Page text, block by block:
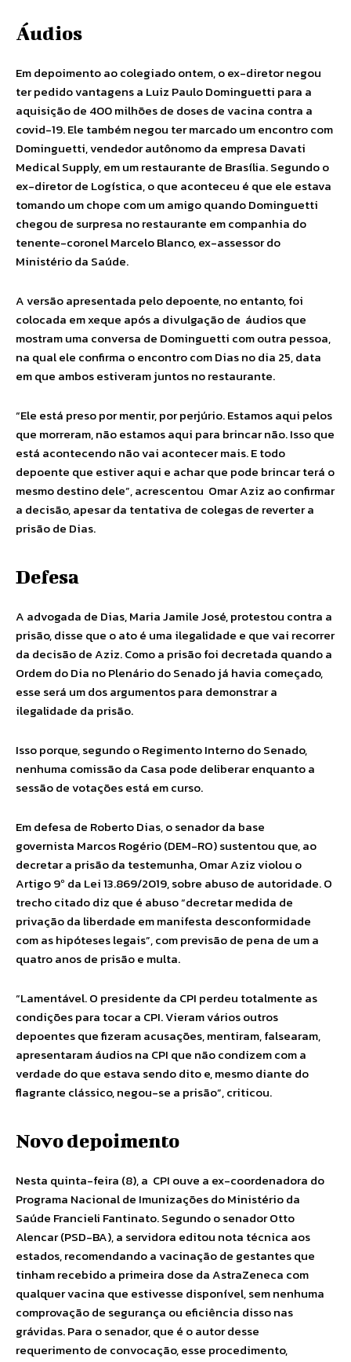
Áudios
Em depoimento ao colegiado ontem, o ex-diretor negou
ter pedido vantagens a Luiz Paulo Dominguetti para a
aquisição de 400 milhões de doses de vacina contra a
covid-19. Ele também negou ter marcado um encontro com
Dominguetti, vendedor autônomo da empresa Davati
Medical Supply, em um restaurante de Brasília. Segundo o
ex-diretor de Logística, o que aconteceu é que ele estava
tomando um chope com um amigo quando Dominguetti
chegou de surpresa no restaurante em companhia do
tenente-coronel Marcelo Blanco, ex-assessor do
Ministério da Saúde.
A versão apresentada pelo depoente, no entanto, foi
colocada em xeque após a divulgação de áudios que
mostram uma conversa de Dominguetti com outra pessoa,
na qual ele confirma o encontro com Dias no dia 25, data
em que ambos estiveram juntos no restaurante.
“Ele está preso por mentir, por perjúrio. Estamos aqui pelos
que morreram, não estamos aqui para brincar não. Isso que
está acontecendo não vai acontecer mais. E todo
depoente que estiver aqui e achar que pode brincar terá o
mesmo destino dele”, acrescentou Omar Aziz ao confirmar
a decisão, apesar da tentativa de colegas de reverter a
prisão de Dias.
Defesa
A advogada de Dias, Maria Jamile José, protestou contra a
prisão, disse que o ato é uma ilegalidade e que vai recorrer
da decisão de Aziz. Como a prisão foi decretada quando a
Ordem do Dia no Plenário do Senado já havia começado,
esse será um dos argumentos para demonstrar a
ilegalidade da prisão.
Isso porque, segundo o Regimento Interno do Senado,
nenhuma comissão da Casa pode deliberar enquanto a
sessão de votações está em curso.
Em defesa de Roberto Dias, o senador da base
governista Marcos Rogério (DEM-RO) sustentou que, ao
decretar a prisão da testemunha, Omar Aziz violou o
Artigo 9º da Lei 13.869/2019, sobre abuso de autoridade. O
trecho citado diz que é abuso “decretar medida de
privação da liberdade em manifesta desconformidade
com as hipóteses legais”, com previsão de pena de um a
quatro anos de prisão e multa.
“Lamentável. O presidente da CPI perdeu totalmente as
condições para tocar a CPI. Vieram vários outros
depoentes que fizeram acusações, mentiram, falsearam,
apresentaram áudios na CPI que não condizem com a
verdade do que estava sendo dito e, mesmo diante do
flagrante clássico, negou-se a prisão”, criticou.
Novo depoimento
Nesta quinta-feira (8), a CPI ouve a ex-coordenadora do
Programa Nacional de Imunizações do Ministério da
Saúde Francieli Fantinato. Segundo o senador Otto
Alencar (PSD-BA), a servidora editou nota técnica aos
estados, recomendando a vacinação de gestantes que
tinham recebido a primeira dose da AstraZeneca com
qualquer vacina que estivesse disponível, sem nenhuma
comprovação de segurança ou eficiência disso nas
grávidas. Para o senador, que é o autor desse
requerimento de convocação, esse procedimento,